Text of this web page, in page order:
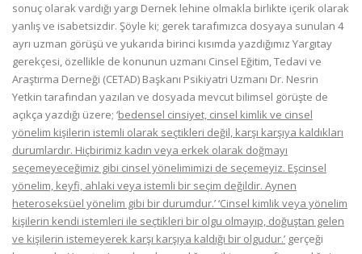
sonuç olarak vardığı yargı Dernek lehine olmakla birlikte içerik olarak
yanlış ve isabetsizdir. Şöyle ki; gerek tarafımızca dosyaya sunulan 4
ayrı uzman görüşü ve yukarıda birinci kısımda yazdığımız Yargıtay
gerekçesi, özellikle de konunun uzmanı Cinsel Eğitim, Tedavi ve
Araştırma Derneği (CETAD) Başkanı Psikiyatri Uzmanı Dr. Nesrin
Yetkin tarafından yazılan ve dosyada mevcut bilimsel görüşte de
açıkça yazdığı üzere; ‘bedensel cinsiyet, cinsel kimlik ve cinsel
yönelim kişilerin istemli olarak seçtikleri değil, karşı karşıya kaldıkları
durumlardır. Hiçbirimiz kadın veya erkek olarak doğmayı
seçemeyeceğimiz gibi cinsel yönelimimizi de seçemeyiz. Eşcinsel
yönelim, keyfi, ahlaki veya istemli bir seçim değildir. Aynen
heteroseksüel yönelim gibi bir durumdur.’ ‘Cinsel kimlik veya yönelim
kişilerin kendi istemleri ile seçtikleri bir olgu olmayıp, doğuştan gelen
ve kişilerin istemeyerek karşı karşıya kaldığı bir olgudur.’ gerçeği